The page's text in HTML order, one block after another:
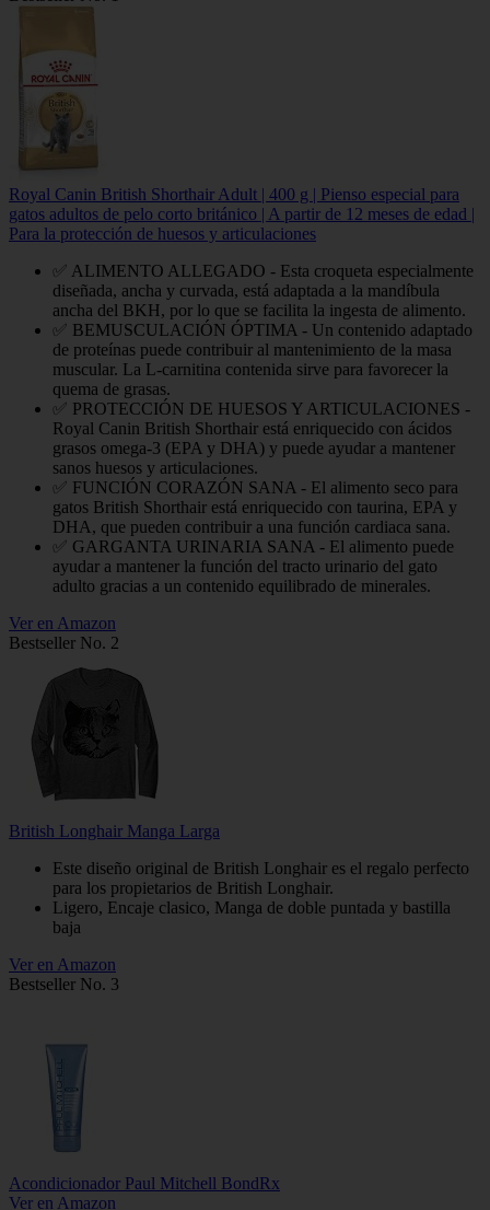
Royal Canin British Shorthair Adult | 400 g | Pienso especial para
gatos adultos de pelo corto británico | A partir de 12 meses de edad |
Para la protección de huesos y articulaciones
✅ ALIMENTO ALLEGADO - Esta croqueta especialmente
diseñada, ancha y curvada, está adaptada a la mandíbula
ancha del BKH, por lo que se facilita la ingesta de alimento.
✅ BEMUSCULACIÓN ÓPTIMA - Un contenido adaptado
de proteínas puede contribuir al mantenimiento de la masa
muscular. La L-carnitina contenida sirve para favorecer la
quema de grasas.
✅ PROTECCIÓN DE HUESOS Y ARTICULACIONES -
Royal Canin British Shorthair está enriquecido con ácidos
grasos omega-3 (EPA y DHA) y puede ayudar a mantener
sanos huesos y articulaciones.
✅ FUNCIÓN CORAZÓN SANA - El alimento seco para
gatos British Shorthair está enriquecido con taurina, EPA y
DHA, que pueden contribuir a una función cardiaca sana.
✅ GARGANTA URINARIA SANA - El alimento puede
ayudar a mantener la función del tracto urinario del gato
adulto gracias a un contenido equilibrado de minerales.
Ver en Amazon
Bestseller No. 2
British Longhair Manga Larga
Este diseño original de British Longhair es el regalo perfecto
para los propietarios de British Longhair.
Ligero, Encaje clasico, Manga de doble puntada y bastilla
baja
Ver en Amazon
Bestseller No. 3
Acondicionador Paul Mitchell BondRx
Ver en Amazon